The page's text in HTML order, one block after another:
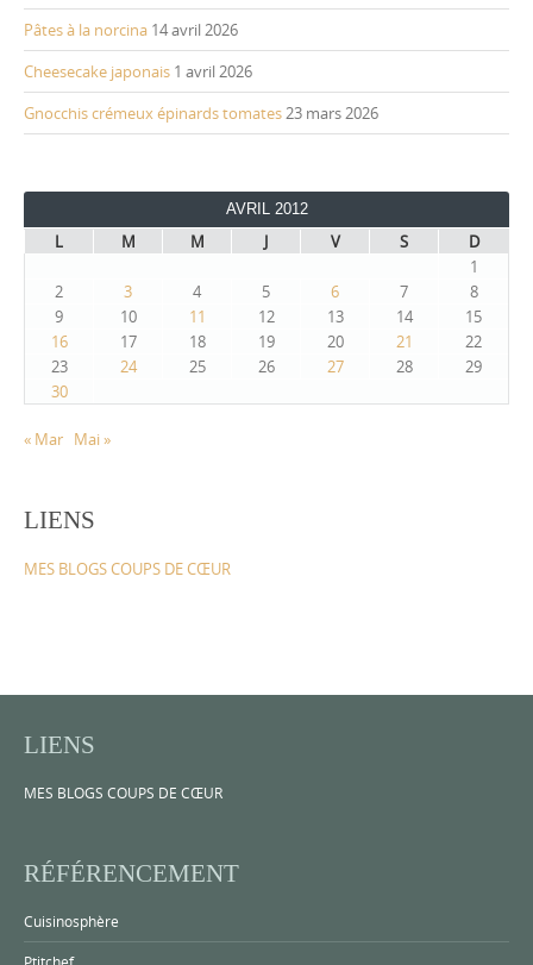
Pâtes à la norcina 14 avril 2026
Cheesecake japonais 1 avril 2026
Gnocchis crémeux épinards tomates23 mars 2026
AVRIL 2012
L M M J V S
D
1
2
3 4 5 6 7
8
9
10 11 12 13 14
15
16
17 18 19 20 21
22
23
24 25 26 27 28
29
30
« Mar Mai »
LIENS
MES BLOGS COUPS DE CŒUR
LIENS
MES BLOGS COUPS DE CŒUR
RÉFÉRENCEMENT
Cuisinosphère